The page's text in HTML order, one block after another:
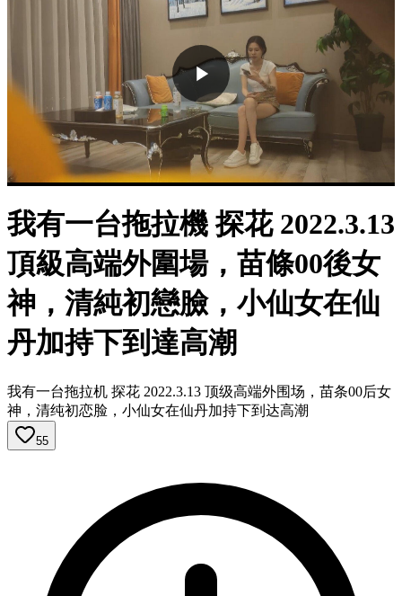
我有一台拖拉機 探花 2022.3.13
頂級高端外圍場，苗條00後女
神，清純初戀臉，小仙女在仙
丹加持下到達高潮
我有一台拖拉机 探花 2022.3.13 顶级高端外围场，苗条00后女
神，清纯初恋脸，小仙女在仙丹加持下到达高潮
55